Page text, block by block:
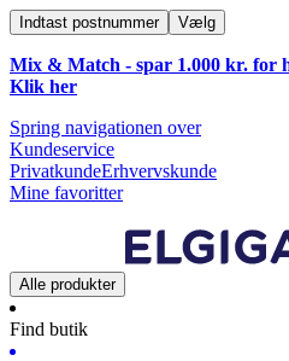
Indtast postnummer Vælg
Mix & Match - spar 1.000 kr. for
Klik her
Spring navigationen over
Kundeservice
PrivatkundeErhvervskunde
Mine favoritter
Alle produkter
Find butik